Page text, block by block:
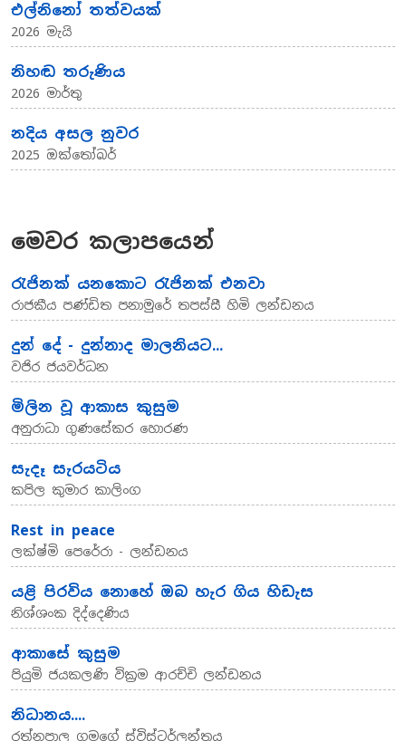
එල්නිනෝ තත්වයක්
2026 මැයි
නිහඬ තරුණිය
2026 මාර්තු
නදිය අසල නුවර
2025 ඔක්තෝබර්
මෙවර කලාපයෙන්
රැජිනක් යනකොට රැජිනක් එනවා
රාජකීය පණ්ඩිත පනාමුරේ තපස්සී හිමි ලන්ඩනය
දුන් දේ - දුන්නාද මාලනියට...
වජිර ජයවර්ධන
මිලින වූ ආකාස කුසුම
අනුරාධා ගුණසේකර හොරණ
සැදෑ සැරයටිය
කපිල කුමාර කාලිංග
Rest in peace
ලක්ෂ්මි පෙරේරා - ලන්ඩනය
යළි පිරවිය නොහේ ඔබ හැර ගිය හිඩැස
නිශ්ශංක දිද්දෙණිය
ආකාසේ කුසුම
පියුමි ජයකලණි වික්‍රම ආරච්චි ලන්ඩනය
නිධානය....
රත්නපාල ගමගේ ස්විස්ටර්ලන්තය